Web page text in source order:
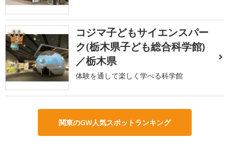
3
コジマ子どもサイエンスパー
ク(栃木県子ども総合科学館)
／栃木県
体験を通して楽しく学べる科学館
関東のGW人気スポットランキング